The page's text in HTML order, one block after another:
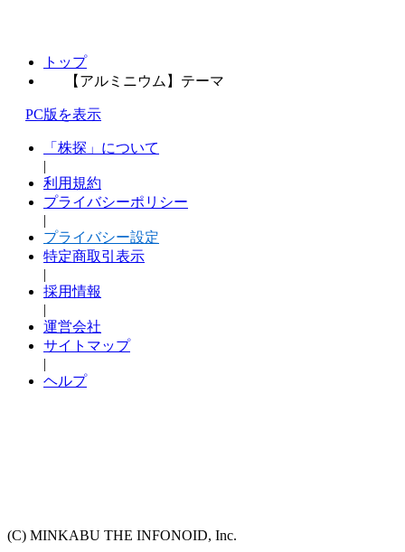
トップ
【アルミニウム】テーマ
PC版を表示
「株探」について
|
利用規約
プライバシーポリシー
|
プライバシー設定
特定商取引表示
|
採用情報
|
運営会社
サイトマップ
|
ヘルプ
(C) MINKABU THE INFONOID, Inc.